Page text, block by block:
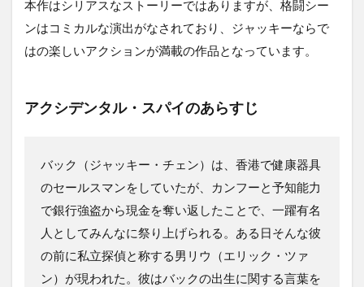
本作はシリアスなストーリーではありますが、格闘シー
ンはコミカルな演出がなされており、ジャッキーならで
はの楽しいアクションが満載の作品となっています。
アクシデンタル・スパイのあらすじ
バック（ジャッキー・チェン）は、香港で健康器具
のセールスマンをしていたが、カンフーと予知能力
で銀行強盗から現金を奪い返したことで、一躍有名
人としてみんなに祭り上げられる。ある日そんな彼
の前に私立探偵と称する男リウ（エリック・ツァ
ン）が現われた。彼はバックの出生に関する言葉を